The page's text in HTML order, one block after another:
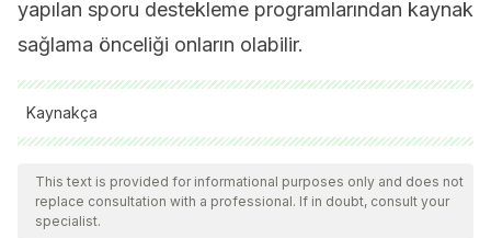
yapılan sporu destekleme programlarından kaynak
sağlama önceliği onların olabilir.
Kaynakça
Federaciones Deportivas Españolas y Registro de
Asociaciones Deportivas. Extraído de:
This text is provided for informational purposes only and does not
replace consultation with a professional. If in doubt, consult your
specialist.